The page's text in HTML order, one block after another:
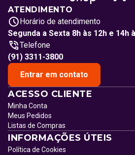
ATENDIMENTO
Horário de atendimento
Segunda a Sexta 8h às 12h e 14h
Telefone
(91) 3311-3800
Entrar em contato
ACESSO CLIENTE
Minha Conta
Meus Pedidos
Listas de Compras
INFORMAÇÕES ÚTEIS
Política de Cookies